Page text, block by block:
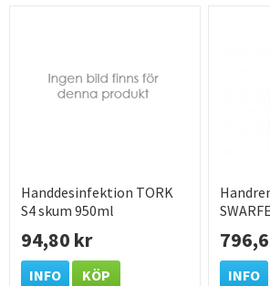
Handdesinfektion TORK
S4 skum 950ml
94,80 kr
INFO KÖP INFO